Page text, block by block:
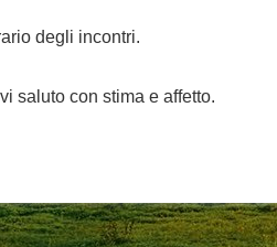
degli incontri.
saluto con stima e affetto.